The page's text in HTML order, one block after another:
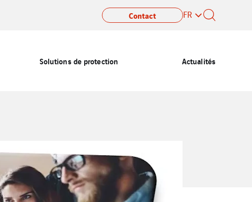
Contact FR
Solutions de protection Actualités